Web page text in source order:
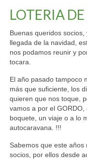
Reuniones
Acuerdos
Estatutos
Contacto
Hazte Socio
Info Socios
Enlaces
LOTERIA
Buenas queridos
llegada de la navidad,
nos podamos reunir y
tocara.
El año pasado tampoco
más que suficiente, los
quieren que nos toque,
vamos a por el
boquete, un viaje o a lo
autocaravana. !!!
Sabemos que este
socios, por ellos desde